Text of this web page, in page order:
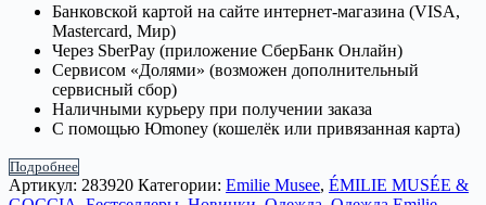
Банковской картой на сайте интернет-магазина (VISA,
Mastercard, Мир)
Через SberPay (приложение СберБанк Онлайн)
Сервисом «Долями» (возможен дополнительный
сервисный сбор)
Наличными курьеру при получении заказа
С помощью Юmoney (кошелёк или привязанная карта)
Подробнее
Артикул: 283920 Категории: Emilie Musee, ÉMILIE MUSÉE &